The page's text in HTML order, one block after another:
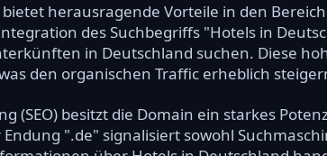
herausragende Vorteile in den
des Suchbegriffs "Hotels in
in Deutschland suchen. Diese
den organischen Traffic erheblich
(SEO) besitzt die Domain ein starkes
".de" signalisiert sowohl